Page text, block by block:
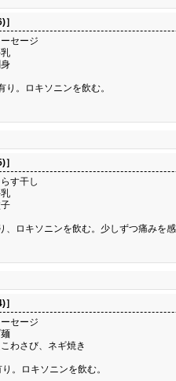
］
セージ
。ロキソニンを飲む。
］
す干し
、ロキソニンを飲む。少しずつ痛みを
］
セージ
わさび、ネギ焼き
。ロキソニンを飲む。